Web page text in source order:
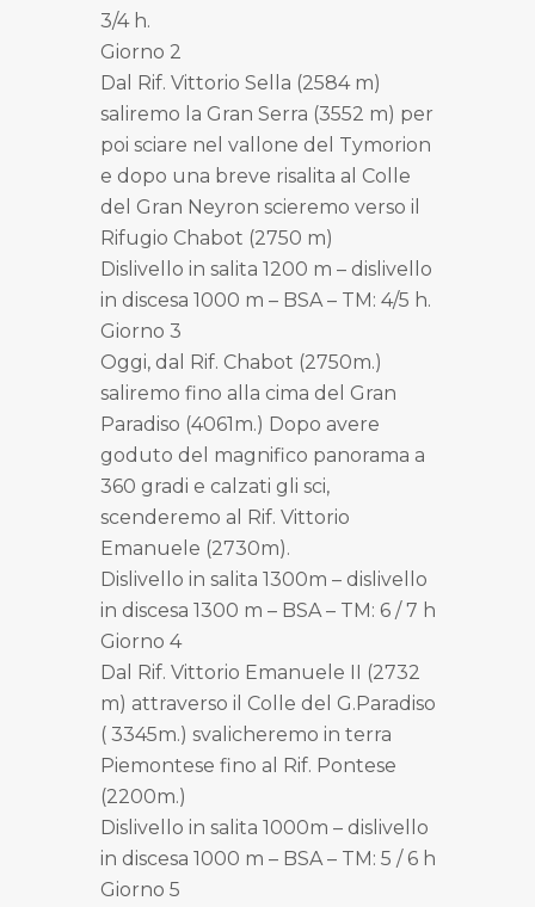
3/4 h.
Giorno 2
Dal Rif. Vittorio Sella (2584 m)
saliremo la Gran Serra (3552 m) per
poi sciare nel vallone del Tymorion
e dopo una breve risalita al Colle
del Gran Neyron scieremo verso il
Rifugio Chabot (2750 m)
Dislivello in salita 1200 m – dislivello
in discesa 1000 m – BSA – TM: 4/5 h.
Giorno 3
Oggi, dal Rif. Chabot (2750m.)
saliremo fino alla cima del Gran
Paradiso (4061m.) Dopo avere
goduto del magnifico panorama a
360 gradi e calzati gli sci,
scenderemo al Rif. Vittorio
Emanuele (2730m).
Dislivello in salita 1300m – dislivello
in discesa 1300 m – BSA – TM: 6 / 7 h
Giorno 4
Dal Rif. Vittorio Emanuele II (2732
m) attraverso il Colle del G.Paradiso
( 3345m.) svalicheremo in terra
Piemontese fino al Rif. Pontese
(2200m.)
Dislivello in salita 1000m – dislivello
in discesa 1000 m – BSA – TM: 5 / 6 h
Giorno 5